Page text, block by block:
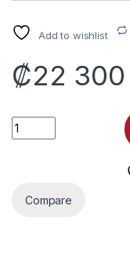
Add to wishlist
₡22 300
ENFRIAMIENTO DE
Compare